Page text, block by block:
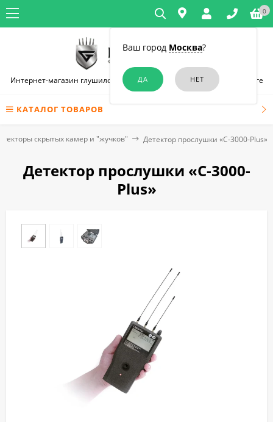
Ваш город Москва?
0
Интернет-магазин глушилок связи и диктофонов в Санкт-Петербурге
КАТАЛОГ ТОВАРОВ
скрытых камер и "жучков" Детектор прослушки «C-3000-Plus»
Детектор прослушки «C-3000-
Plus»